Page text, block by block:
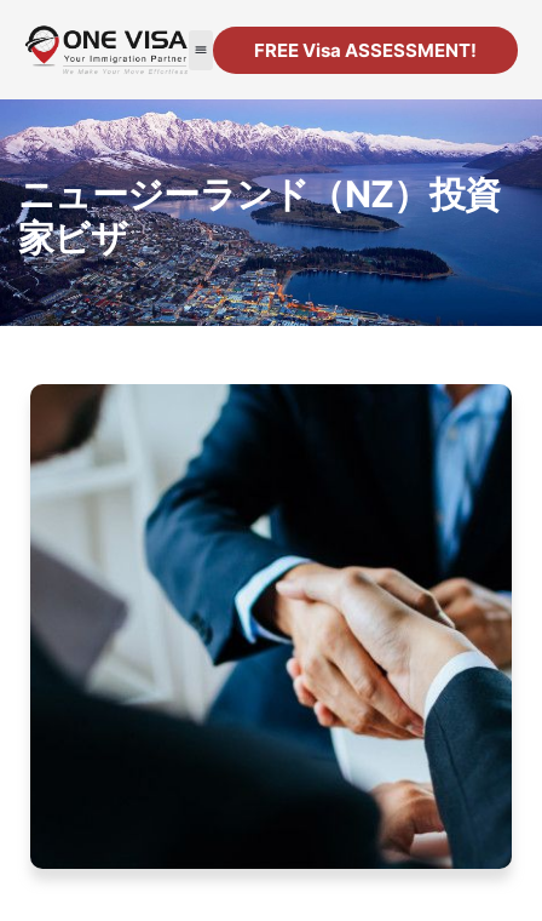
FREE Visa ASSESSMENT!
ニュージーランド（NZ）投資
家ビザ